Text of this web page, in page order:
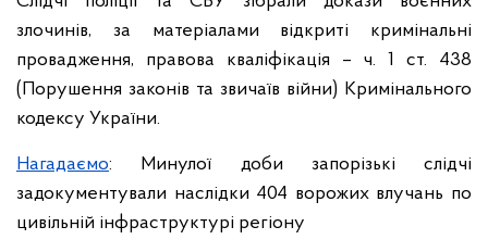
злочинів, за матеріалами відкриті кримінальні
провадження, правова кваліфікація – ч. 1 ст. 438
(Порушення законів та звичаїв війни) Кримінального
кодексу України.
Нагадаємо: Минулої доби запорізькі слідчі
задокументували наслідки 404 ворожих влучань по
цивільній інфраструктурі регіону